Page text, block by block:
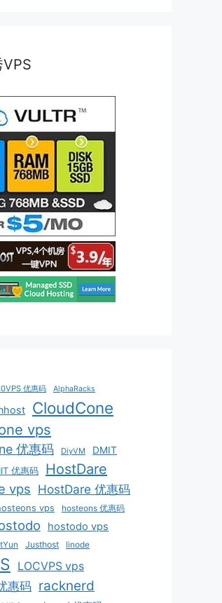
优惠码 AlphaRacks
CloudCone
vps
优惠码 DiyVM DMIT
优惠码 HostDare
vps HostDare 优惠码
vps
hosteons 优惠码
hostodo vps
Justhost linode
LOCVPS vps
惠码 racknerd